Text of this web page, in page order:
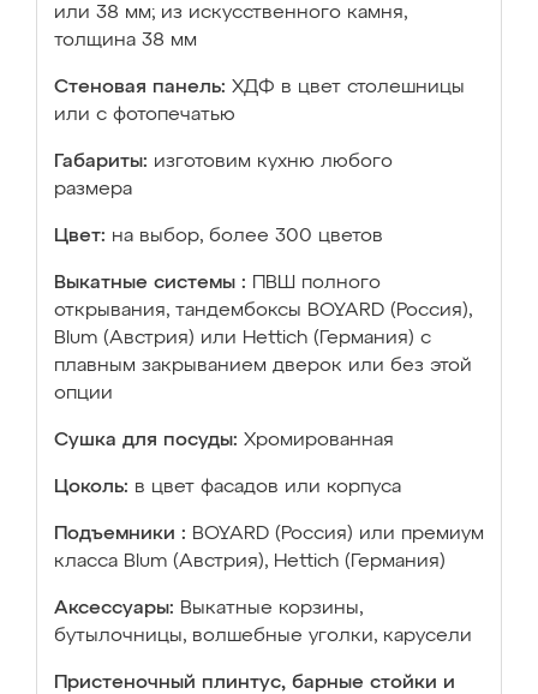
или 38 мм; из искусственного камня,
толщина 38 мм
Стеновая панель: ХДФ в цвет столешницы
или с фотопечатью
Габариты: изготовим кухню любого
размера
Цвет: на выбор, более 300 цветов
Выкатные системы :
ПВШ полного
открывания, тандембоксы BOYARD (Россия),
Blum (Австрия) или Hettich (Германия) с
плавным закрыванием дверок или без этой
опции
Сушка для посуды: Хромированная
Цоколь: в цвет фасадов или корпуса
Подъемники : BOYARD (Россия) или премиум
класса Blum (Австрия), Hettich (Германия)
Аксессуары: Выкатные корзины,
бутылочницы, волшебные уголки, карусели
Пристеночный плинтус, барные стойки и